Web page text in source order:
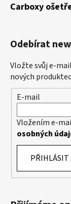
Carboxy
Odebírat
Vložte svůj e-
nových
E-mail
Vložením e-
osobných
PŘIHLÁSIT